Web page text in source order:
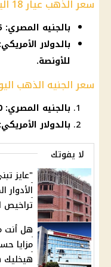
سعر الذهب عيار 18 اليوم:
بالجنيه المصري: 3535 جنيهًا للجرام.
للأونصة.
سعر الجنيه الذهب
بالجنيه المصري: 33000 جنيه.
بالدولار الأمريكي: حوالي
لا يفوتك
"عايز
تراخيص
هل أنت
مزايا